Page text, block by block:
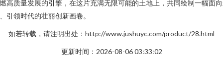
高质量发展的引擎，在这片充满无限可能的土地上，共同绘制一幅面
引领时代的壮丽创新画卷。
如若转载，请注明出处：http://www.jushuyc.com/product/28.html
更新时间：2026-08-06 03:33:02